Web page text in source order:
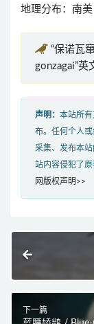
地理分布：南
“保诺瓦
gonzagai”英
声明： 本站所
布。任何个人或
采集、发布本
站内容侵犯了原
网版权声明>>
下一篇